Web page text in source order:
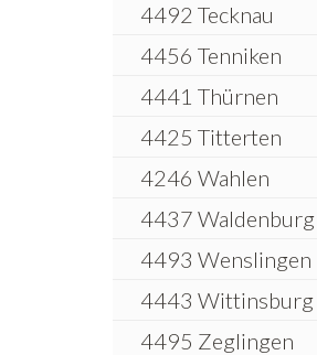
4492 Tecknau
4456 Tenniken
4441 Thürnen
4425 Titterten
4246 Wahlen
4437 Waldenburg
4493 Wenslingen
4443 Wittinsburg
4495 Zeglingen